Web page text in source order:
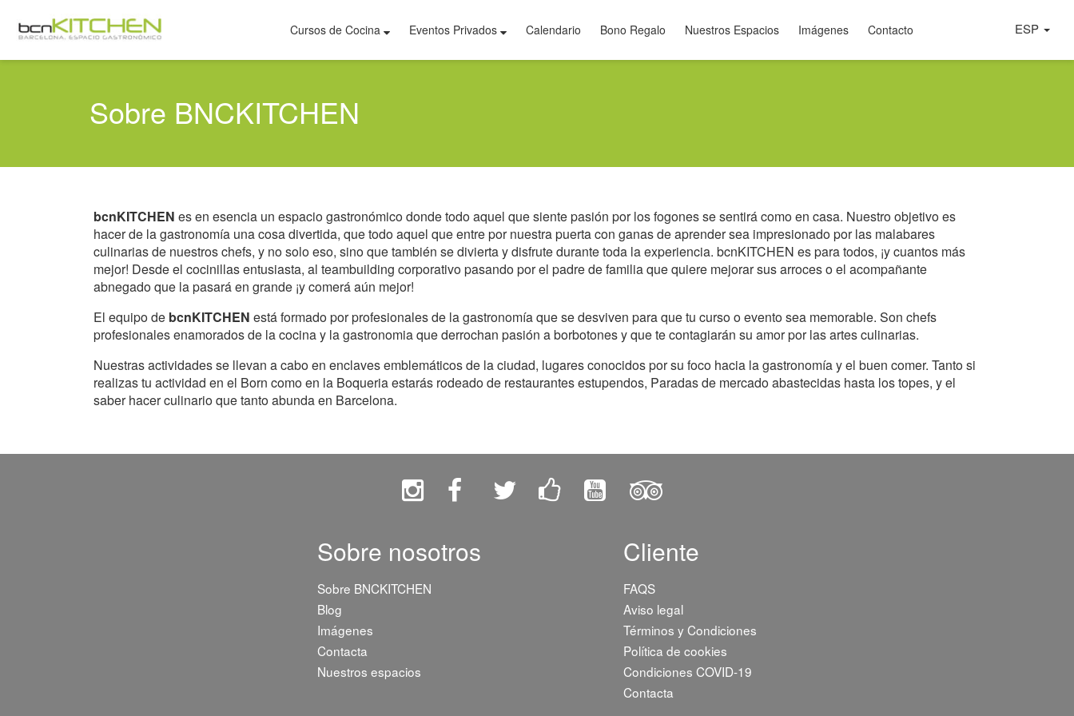
Cursos de Cocina Eventos Privados Calendario Bono Regalo Nuestros Espacios Imágenes Contacto ESP
Sobre BNCKITCHEN
bcnKITCHEN es en esencia un espacio gastronómico donde todo aquel que siente pasión por los fogones se sentirá como en casa. Nuestro objetivo es
hacer de la gastronomía una cosa divertida, que todo aquel que entre por nuestra puerta con ganas de aprender sea impresionado por las malabares
culinarias de nuestros chefs, y no solo eso, sino que también se divierta y disfrute durante toda la experiencia. bcnKITCHEN es para todos, ¡y cuantos más
mejor! Desde el cocinillas entusiasta, al teambuilding corporativo pasando por el padre de familia que quiere mejorar sus arroces o el acompañante
abnegado que la pasará en grande ¡y comerá aún mejor!
El equipo de bcnKITCHEN está formado por profesionales de la gastronomía que se desviven para que tu curso o evento sea memorable. Son chefs
profesionales enamorados de la cocina y la gastronomia que derrochan pasión a borbotones y que te contagiarán su amor por las artes culinarias.
Nuestras actividades se llevan a cabo en enclaves emblemáticos de la ciudad, lugares conocidos por su foco hacia la gastronomía y el buen comer. Tanto si
realizas tu actividad en el Born como en la Boqueria estarás rodeado de restaurantes estupendos, Paradas de mercado abastecidas hasta los topes, y el
saber hacer culinario que tanto abunda en Barcelona.
Sobre nosotros
Sobre BNCKITCHEN
Blog
Imágenes
Contacta
Nuestros espacios
Cliente
FAQS
Aviso legal
Términos y Condiciones
Política de cookies
Condiciones COVID-19
Contacta